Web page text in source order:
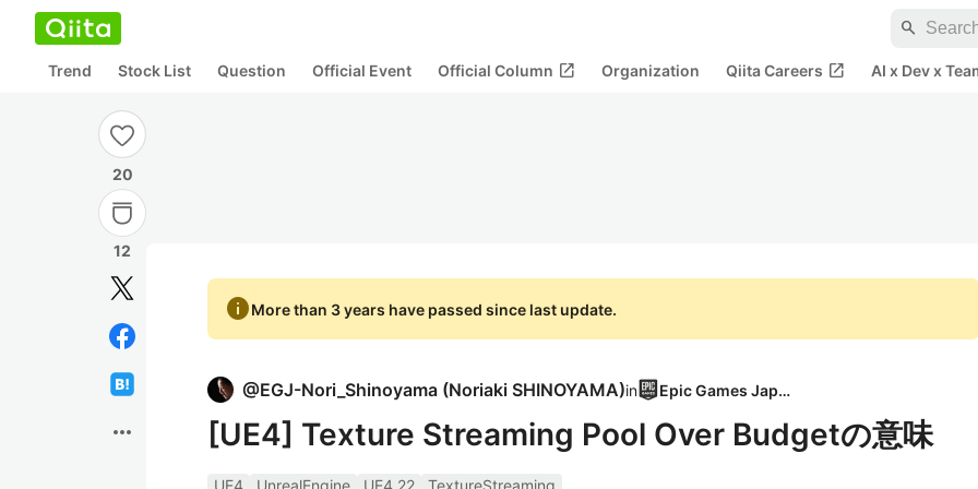
search
Trend Stock List Question Official Event Official Column open_in_new Organization Qiita Careers open_in_new AI x Dev x
20
12
more_horiz
infoMore than 3 years have passed since last update.
@EGJ-Nori_Shinoyama (Noriaki SHINOYAMA)in Epic Games Japan
[UE4] Texture Streaming Pool Over Budgetの意味
UE4 UnrealEngine UE4.22
TextureStreaming